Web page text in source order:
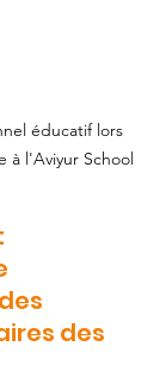
éducatif lors
à l'Aviyur School
des